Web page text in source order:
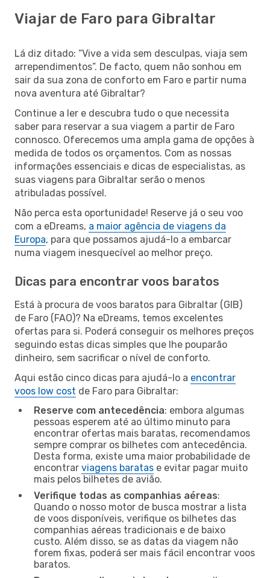
Viajar de Faro para Gibraltar
Lá diz ditado: “Vive a vida sem desculpas, viaja sem
arrependimentos”. De facto, quem não sonhou em
sair da sua zona de conforto em Faro e partir numa
nova aventura até Gibraltar?
Continue a ler e descubra tudo o que necessita
saber para reservar a sua viagem a partir de Faro
connosco. Oferecemos uma ampla gama de opções à
medida de todos os orçamentos. Com as nossas
informações essenciais e dicas de especialistas, as
suas viagens para Gibraltar serão o menos
atribuladas possível.
Não perca esta oportunidade! Reserve já o seu voo
com a eDreams, a maior agência de viagens da
Europa, para que possamos ajudá-lo a embarcar
numa viagem inesquecível ao melhor preço.
Dicas para encontrar voos baratos
Está à procura de voos baratos para Gibraltar (GIB)
de Faro (FAO)? Na eDreams, temos excelentes
ofertas para si. Poderá conseguir os melhores preços
seguindo estas dicas simples que lhe pouparão
dinheiro, sem sacrificar o nível de conforto.
Aqui estão cinco dicas para ajudá-lo a encontrar
voos low cost de Faro para Gibraltar:
Reserve com antecedência: embora algumas
pessoas esperem até ao último minuto para
encontrar ofertas mais baratas, recomendamos
sempre comprar os bilhetes com antecedência.
Desta forma, existe uma maior probabilidade de
encontrar viagens baratas e evitar pagar muito
mais pelos bilhetes de avião.
Verifique todas as companhias aéreas:
Quando o nosso motor de busca mostrar a lista
de voos disponíveis, verifique os bilhetes das
companhias aéreas tradicionais e de baixo
custo. Além disso, se as datas da viagem não
forem fixas, poderá ser mais fácil encontrar voos
baratos.